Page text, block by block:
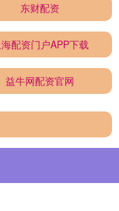
东财配资
配资门户APP下载
益牛网配资官网